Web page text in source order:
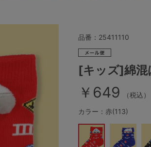
その他か
品番： 25411110
[キッズ]綿混
￥649
（税込）
カラー：赤(113)